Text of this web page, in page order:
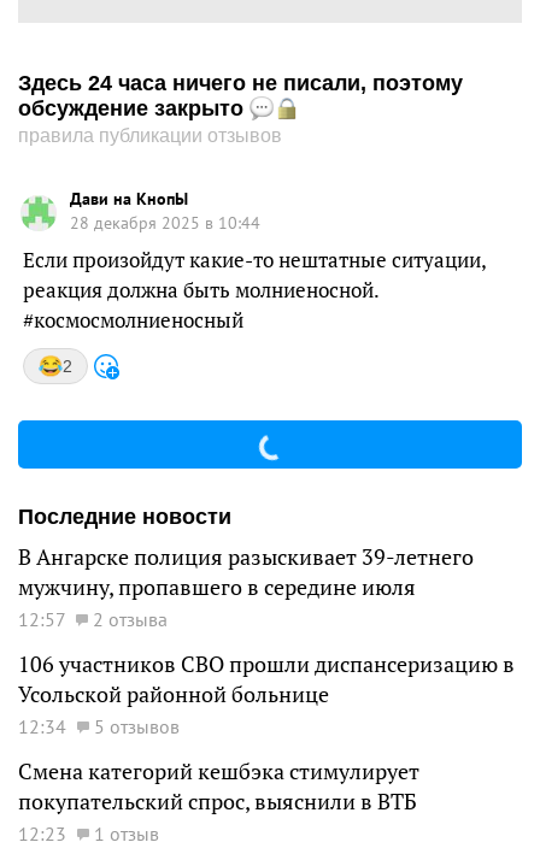
Здесь 24 часа ничего не писали, поэтому
обсуждение закрыто
правила публикации отзывов
Дави на КнопЫ
28 декабря 2025 в 10:44
Если произойдут какие-то нештатные ситуации,
реакция должна быть молниеносной.
#космосмолниеносный
2
Последние новости
В Ангарске полиция разыскивает 39-летнего
мужчину, пропавшего в середине июля
12:57 2 отзыва
106 участников СВО прошли диспансеризацию в
Усольской районной больнице
12:34 5 отзывов
Смена категорий кешбэка стимулирует
покупательский спрос, выяснили в ВТБ
12:23 1 отзыв